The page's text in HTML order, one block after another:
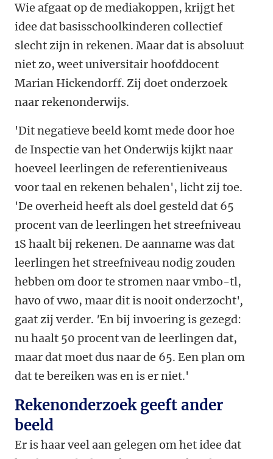
Wie afgaat op de mediakoppen, krijgt het
idee dat basisschoolkinderen collectief
slecht zijn in rekenen. Maar dat is absoluut
niet zo, weet universitair hoofddocent
Marian Hickendorff. Zij doet onderzoek
naar rekenonderwijs.
'Dit negatieve beeld komt mede door hoe
de Inspectie van het Onderwijs kijkt naar
hoeveel leerlingen de referentieniveaus
voor taal en rekenen behalen', licht zij toe.
'De overheid heeft als doel gesteld dat 65
procent van de leerlingen het streefniveau
1S haalt bij rekenen. De aanname was dat
leerlingen het streefniveau nodig zouden
hebben om door te stromen naar vmbo-tl,
havo of vwo, maar dit is nooit onderzocht',
gaat zij verder. 'En bij invoering is gezegd:
nu haalt 50 procent van de leerlingen dat,
maar dat moet dus naar de 65. Een plan om
dat te bereiken was en is er niet.'
Rekenonderzoek geeft ander
beeld
Er is haar veel aan gelegen om het idee dat